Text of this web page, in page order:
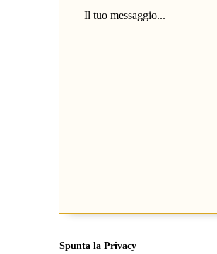
Spunta la Privacy